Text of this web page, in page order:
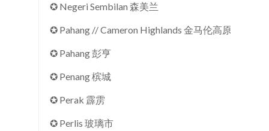
✪ Negeri Sembilan 森美兰
✪ Pahang // Cameron Highlands 金马伦高原
✪ Pahang 彭亨
✪ Penang 槟城
✪ Perak 霹雳
✪ Perlis 玻璃市